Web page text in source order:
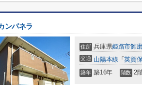
ンパネラ
住所 兵庫県姫路市飾
交通 山陽本線 「英賀
築年 築16年 階数 2